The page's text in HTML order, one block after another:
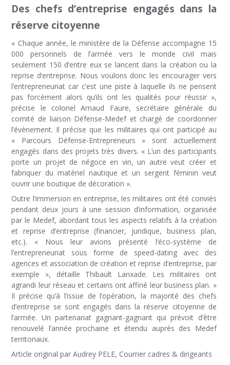
Des chefs d’entreprise engagés dans la
réserve citoyenne
« Chaque année, le ministère de la Défense accompagne 15
000 personnels de l’armée vers le monde civil mais
seulement 150 d’entre eux se lancent dans la création ou la
reprise d’entreprise. Nous voulons donc les encourager vers
l’entrepreneuriat car c’est une piste à laquelle ils ne pensent
pas forcément alors qu’ils ont les qualités pour réussir »,
précise le colonel Arnaud Faure, secrétaire générale du
comité de liaison Défense-Medef et chargé de coordonner
l’évènement. Il précise que les militaires qui ont participé au
« Parcours Défense-Entrepreneurs » sont actuellement
engagés dans des projets très divers. « L’un des participants
porte un projet de négoce en vin, un autre veut créer et
fabriquer du matériel nautique et un sergent féminin veut
ouvrir une boutique de décoration ».
Outre l’immersion en entreprise, les militaires ont été conviés
pendant deux jours à une session d’information, organisée
par le Medef, abordant tous les aspects relatifs à la création
et reprise d’entreprise (financier, juridique, business plan,
etc.). « Nous leur avions présenté l’éco-système de
l’entrepreneuriat sous forme de speed-dating avec des
agences et association de création et reprise d’entreprise, par
exemple », détaille Thibault Lanxade. Les militaires ont
agrandi leur réseau et certains ont affiné leur business plan. »
Il précise qu’à l’issue de l’opération, la majorité des chefs
d’entreprise se sont engagés dans la réserve citoyenne de
l’armée. Un partenariat gagnant-gagnant qui prévoit d’être
renouvelé l’année prochaine et étendu auprès des Medef
territoriaux.
Article original par Audrey PELE, Courrier cadres & dirigeants